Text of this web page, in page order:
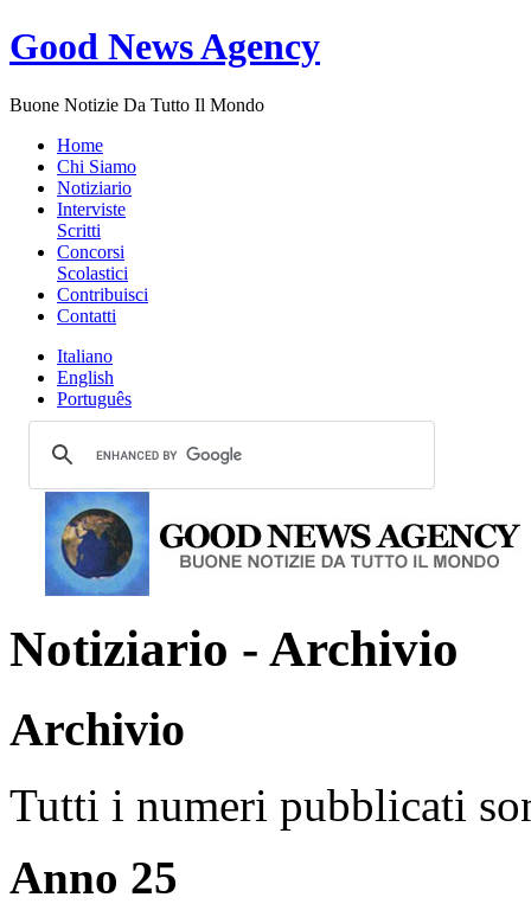
Good News Agency
Buone Notizie Da Tutto Il Mondo
Home
Chi Siamo
Notiziario
Interviste
Scritti
Concorsi
Scolastici
Contribuisci
Contatti
Italiano
English
Português
Notiziario - Archivio
Archivio
Tutti i numeri pubblicati
Anno 25